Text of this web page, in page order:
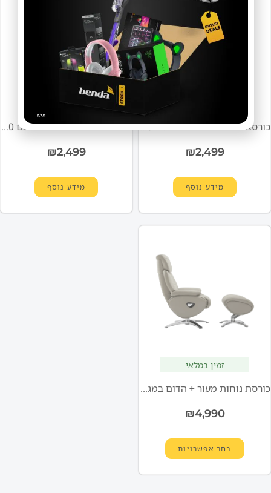
כורסא נפתחת מתכווננת דגם BRC710 בצבע חום מבית BENDA
₪2,499
מידע נוסף
91000-002-07
כורסא נפתחת מתכווננת דגם BRC710 בצבע צהוב מבית BENDA
₪2,499
מידע נוסף
זמין במלאי
כורסת נוחות מעור + הדום במגוון צבעים BENDA
₪4,990
בחר אפשרויות